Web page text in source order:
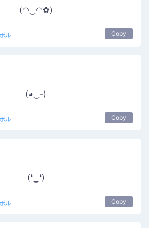
(◠‿◠✿)
ル Copy
(◕‿-)
ル Copy
(❛‿❛)
ル Copy